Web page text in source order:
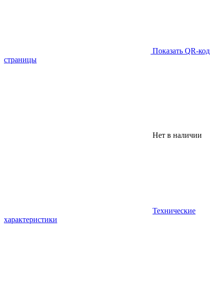
Показать QR-код
страницы
Нет в наличии
Технические
характеристики